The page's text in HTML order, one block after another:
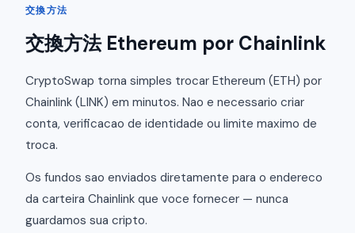
交換方法
交換方法 Ethereum por Chainlink
CryptoSwap torna simples trocar Ethereum (ETH) por
Chainlink (LINK) em minutos. Nao e necessario criar
conta, verificacao de identidade ou limite maximo de
troca.
Os fundos sao enviados diretamente para o endereco
da carteira Chainlink que voce fornecer — nunca
guardamos sua cripto.